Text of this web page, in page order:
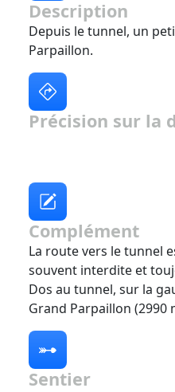
Description
Depuis le tunnel, un
Parpaillon.
Précision sur la
Complément
La route vers le tunnel
souvent interdite et
Dos au tunnel, sur la
Grand Parpaillon (2990
Sentier